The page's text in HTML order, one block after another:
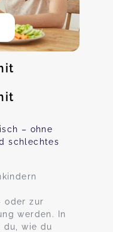
– ohne
schlechtes
oder zur
werden. In
du, wie du